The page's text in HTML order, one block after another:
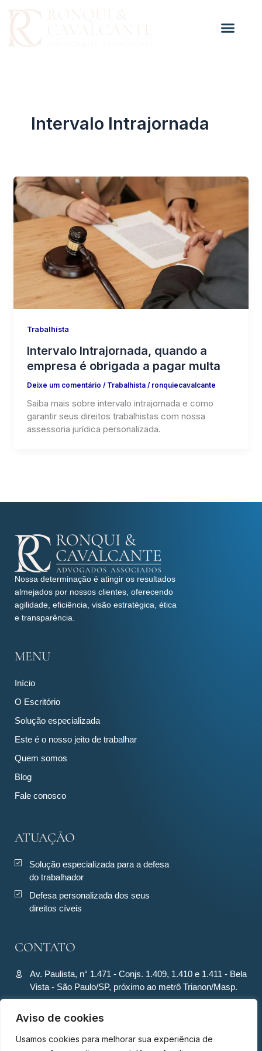
Aviso de cookies
Usamos cookies para melhorar sua experiência de
Intervalo Intrajornada
Trabalhista
Intervalo Intrajornada, quando a
empresa é obrigada a pagar multa
Deixe um comentário / Trabalhista/ ronquiecavalcante
Saiba mais sobre intervalo intrajornada e como
garantir seus direitos trabalhistas com nossa
assessoria jurídica personalizada.
Nossa determinação é atingir os resultados
almejados por nossos clientes, oferecendo
agilidade, eficiência, visão estratégica, ética
e transparência.
MENU
Início
O Escritório
Solução especializada
Este é o nosso jeito de trabalhar
Quem somos
Blog
Fale conosco
ATUAÇÃO
Solução especializada para a defesa
do trabalhador
Defesa personalizada dos seus
direitos cíveis
CONTATO
Av. Paulista, n° 1.471 - Conjs. 1.409, 1.410 e 1.411 - Bela
Vista - São Paulo/SP, próximo ao metrô Trianon/Masp.
(11) 94280-4701